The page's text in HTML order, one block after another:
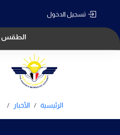
تسجيل الدخول
الطقس
الرئيسية الأخبار